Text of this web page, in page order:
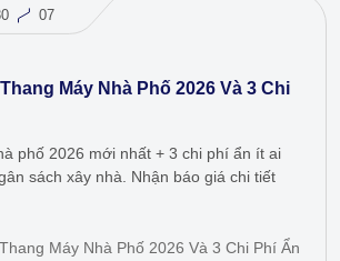
07
Máy Nhà Phố 2026 Và 3 Chi
phố 2026 mới nhất + 3 chi phí ẩn ít ai
sách xây nhà. Nhận báo giá chi tiết